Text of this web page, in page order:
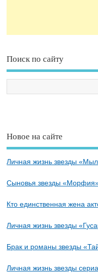
Поиск по сайту
Новое на сайте
Личная жизнь звезды
Сыновья звезды
Кто единственная жена
Личная жизнь звезды
Брак и романы звезды
Личная жизнь звезды